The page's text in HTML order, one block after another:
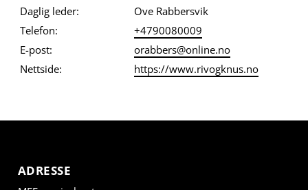
Daglig leder:
Ove Rabbersvik
Telefon:
+4790080009
E-post:
orabbers@online.no
Nettside:
https://www.rivogknus.no
ADRESSE